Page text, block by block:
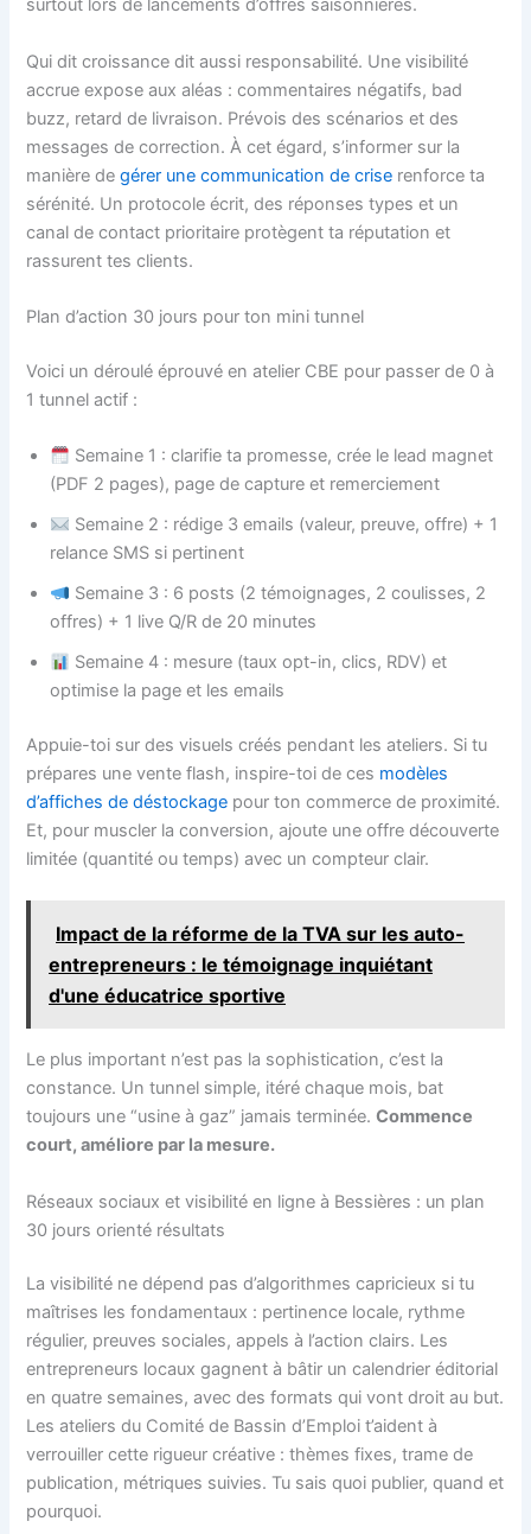
surtout lors de lancements d’offres saisonnières.
Qui dit croissance dit aussi responsabilité. Une visibilité
accrue expose aux aléas : commentaires négatifs, bad
buzz, retard de livraison. Prévois des scénarios et des
messages de correction. À cet égard, s’informer sur la
manière degérer une communication de crise renforce ta
sérénité. Un protocole écrit, des réponses types et un
canal de contact prioritaire protègent ta réputation et
rassurent tes clients.
Plan d’action 30 jours pour ton mini tunnel
Voici un déroulé éprouvé en atelier CBE pour passer de 0 à
1 tunnel actif :
Semaine 1 : clarifie ta promesse, crée le lead magnet
(PDF 2 pages), page de capture et remerciement
Semaine 2 : rédige 3 emails (valeur, preuve, offre) + 1
relance SMS si pertinent
Semaine 3 : 6 posts (2 témoignages, 2 coulisses, 2
offres) + 1 live Q/R de 20 minutes
Semaine 4 : mesure (taux opt-in, clics, RDV) et
optimise la page et les emails
Appuie-toi sur des visuels créés pendant les ateliers. Si tu
prépares une vente flash, inspire-toi de ces modèles
d’affiches de déstockage pour ton commerce de proximité.
Et, pour muscler la conversion, ajoute une offre découverte
limitée (quantité ou temps) avec un compteur clair.
Impact de la réforme de la TVA sur les auto-
entrepreneurs : le témoignage inquiétant
d'une éducatrice sportive
Le plus important n’est pas la sophistication, c’est la
constance. Un tunnel simple, itéré chaque mois, bat
toujours une “usine à gaz” jamais terminée.Commence
court, améliore par la mesure.
Réseaux sociaux et visibilité en ligne à Bessières : un plan
30 jours orienté résultats
La visibilité ne dépend pas d’algorithmes capricieux si tu
maîtrises les fondamentaux : pertinence locale, rythme
régulier, preuves sociales, appels à l’action clairs. Les
entrepreneurs locaux gagnent à bâtir un calendrier éditorial
en quatre semaines, avec des formats qui vont droit au but.
Les ateliers du Comité de Bassin d’Emploi t’aident à
verrouiller cette rigueur créative : thèmes fixes, trame de
publication, métriques suivies. Tu sais quoi publier, quand et
pourquoi.